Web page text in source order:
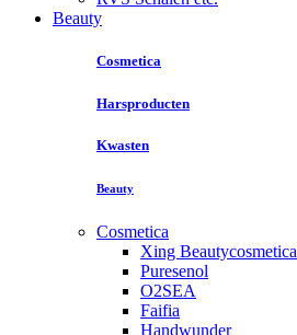
Beauty
Cosmetica
Harsproducten
Kwasten
Beauty
Cosmetica
Xing Beautycosmetica
Puresenol
O2SEA
Faifia
Handwunder